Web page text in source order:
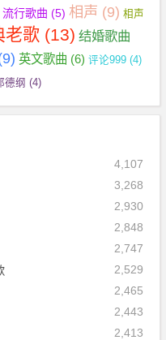
流行歌曲 (5) 相声 (9) 相声
老歌 (13) 结婚歌曲
英文歌曲 (6) 评论999 (4)
德纲 (4)
4,107
3,268
2,930
2,848
2,747
2,529
2,465
2,443
2,413